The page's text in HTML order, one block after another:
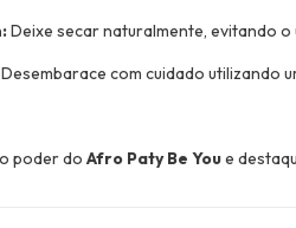
Deixe secar naturalmente, evitando
Desembarace com cuidado utilizando
poder do Afro Paty Be Youe